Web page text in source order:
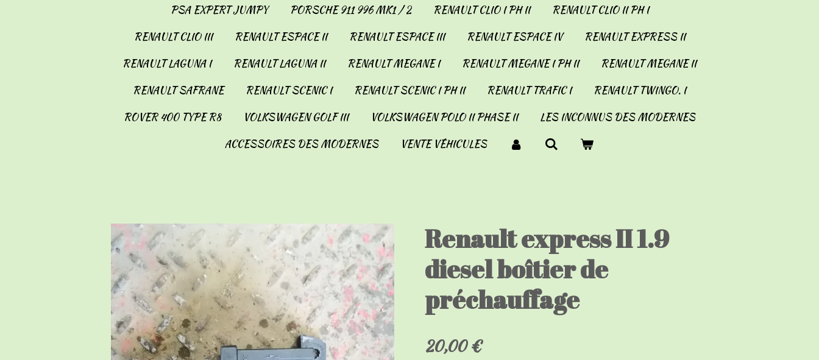
PSA EXPERT JUMPY
PORSCHE 911 996 MK1 / 2 RENAULT CLIO I PH II
RENAULT CLIO II PH I
RENAULT CLIO III
RENAULT ESPACE II RENAULT ESPACE III RENAULT ESPACE IV
RENAULT EXPRESS II
RENAULT LAGUNA I
RENAULT LAGUNA II RENAULT MEGANE I RENAULT MEGANE I PH II
RENAULT MEGANE II
RENAULT SAFRANE
RENAULT SCENIC I RENAULT SCENIC I PH II RENAULT TRAFIC I
RENAULT TWINGO. I
ROVER 400 TYPE R8
VOLKSWAGEN GOLF III VOLKSWAGEN POLO II PHASE II
LES INCONNUS DES MODERNES
ACCESSOIRES DES MODERNES
VENTE VÉHICULES
Renault express II 1.9
diesel boîtier de
préchauffage
20,00 €